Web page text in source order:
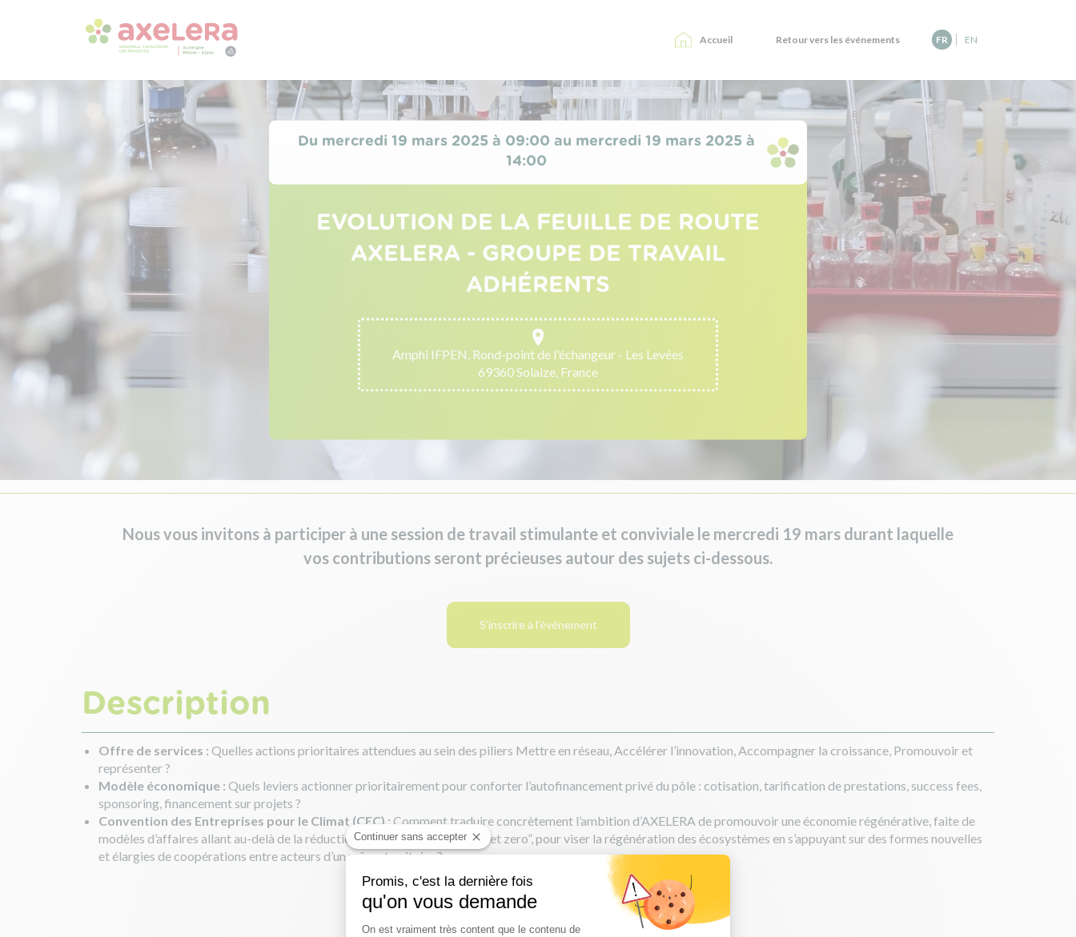
Continuer sans accepter
Promis, c'est la dernière fois
qu'on vous demande
Plateforme de Gestion du Consentement : Personnalisez vos Options
On est vraiment très content que le contenu de
Accueil Retour vers les événements FR | EN
Du mercredi 19 mars 2025 à 09:00 au mercredi 19 mars 2025 à
14:00
EVOLUTION DE LA FEUILLE DE ROUTE
AXELERA - GROUPE DE TRAVAIL
ADHÉRENTS
Amphi IFPEN, Rond-point de l'échangeur - Les Levées
69360 Solaize, France
Nous vous invitons à participer à une session de travail stimulante et conviviale le mercredi 19 mars durant laquelle
vos contributions seront précieuses autour des sujets ci-dessous.
S'inscrire à l'événement
Description
Offre de services : Quelles actions prioritaires attendues au sein des piliers Mettre en réseau, Accélérer l’innovation, Accompagner la croissance, Promouvoir et
représenter ?
Modèle économique : Quels leviers actionner prioritairement pour conforter l’autofinancement privé du pôle : cotisation, tarification de prestations, success fees,
sponsoring, financement sur projets ?
Convention des Entreprises pour le Climat (CEC) : Comment traduire concrètement l’ambition d’AXELERA de promouvoir une économie régénérative, faite de
modèles d’affaires allant au-delà de la réduction d’impact ou même du “net zero”, pour viser la régénération des écosystèmes en s’appuyant sur des formes nouvelles
et élargies de coopérations entre acteurs d’un même territoire ?